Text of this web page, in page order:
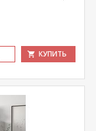
КУПИТЬ